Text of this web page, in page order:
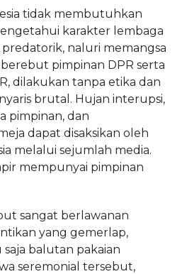
tidak membutuhkan
karakter lembaga
naluri memangsa
pimpinan DPR serta
dilakukan tanpa etika dan
brutal. Hujan interupsi,
pimpinan, dan
dapat disaksikan oleh
melalui sejumlah media.
mempunyai pimpinan
sangat berlawanan
yang gemerlap,
balutan pakaian
seremonial tersebut,